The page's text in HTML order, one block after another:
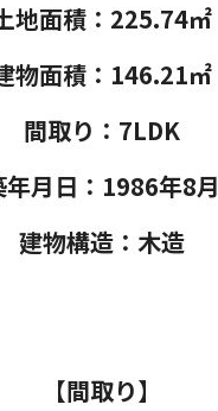
地面積：225.74㎡
物面積：146.21㎡
間取り：7LDK
年月日：1986年8月
建物構造：木造
【間取り】